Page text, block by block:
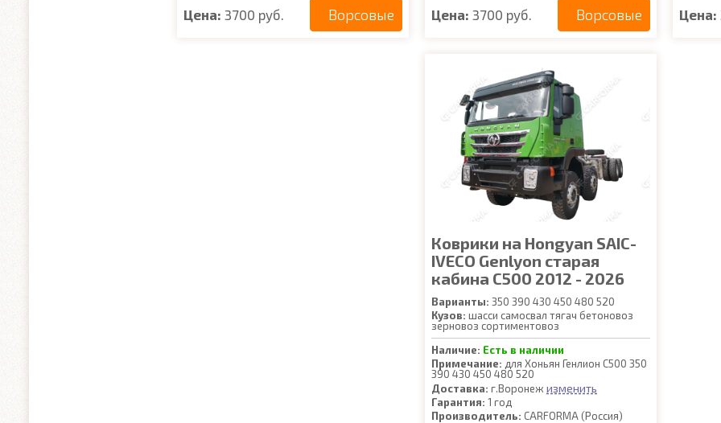
Цена: 3700 руб. Ворсовые Цена: 3700 руб. Ворсовые Цена:
Коврики на Hongyan SAIC-
IVECO Genlyon старая
кабина C500 2012 - 2026
Варианты: 350 390 430 450 480 520
Кузов: шасси самосвал тягач бетоновоз
зерновоз сортиментовоз
Наличие: Есть в наличии
Примечание: для Хоньян Генлион С500 350
390 430 450 480 520
Доставка: г.Воронеж изменить
Гарантия: 1 год
Производитель: CARFORMA (Россия)